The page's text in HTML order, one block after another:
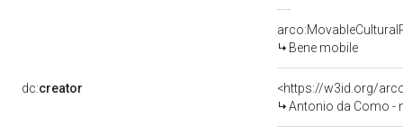
Bene mobile
dc:creator
<https://w3id.org/
Antonio da Como -